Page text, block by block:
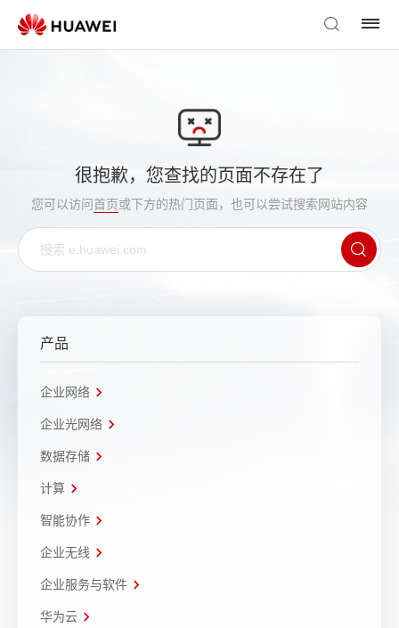
很抱歉，您查找的页面不存在了
您可以访问首页或下方的热门页面，也可以尝试搜索网站内容
产品
企业网络
企业光网络
数据存储
计算
智能协作
企业无线
企业服务与软件
华为云